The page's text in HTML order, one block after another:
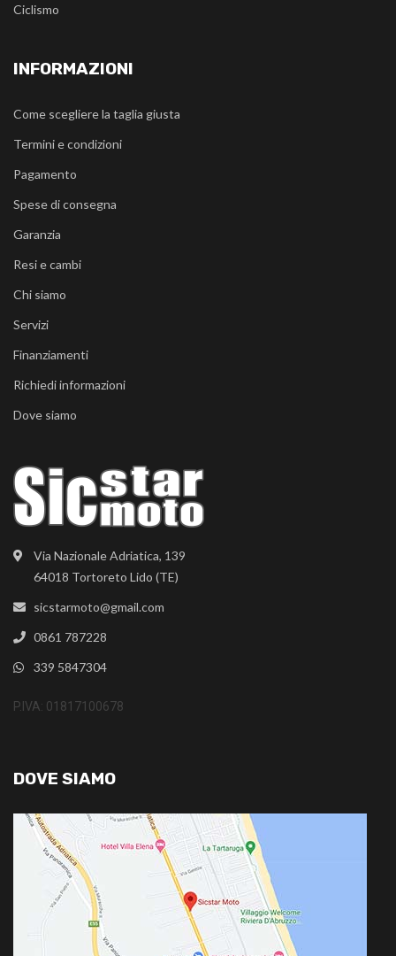
Via Nazionale Adriatica, 139
64018 Tortoreto Lido (TE)
sicstarmoto@gmail.com
0861 787228
339 5847304
P.IVA: 01817100678
Ciclismo
INFORMAZIONI
Come scegliere la taglia giusta
Termini e condizioni
Pagamento
Spese di consegna
Garanzia
Resi e cambi
Chi siamo
Servizi
Finanziamenti
Richiedi informazioni
Dove siamo
DOVE SIAMO